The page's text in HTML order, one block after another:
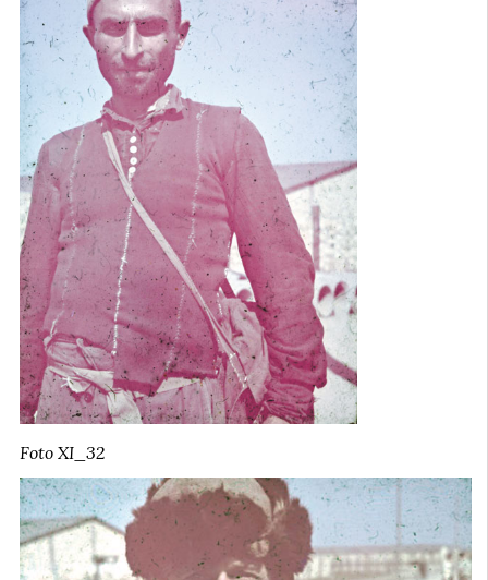
Foto XI_32